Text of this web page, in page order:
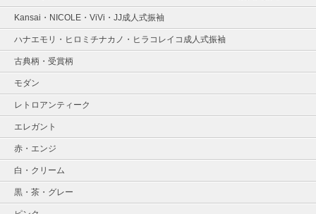
Kansai・NICOLE・ViVi・JJ成人式振袖
ハナエモリ・ヒロミチナカノ・ヒラコレイコ成人式振袖
古典柄・受賞柄
モダン
レトロアンティーク
エレガント
赤・エンジ
白・クリーム
黒・茶・グレー